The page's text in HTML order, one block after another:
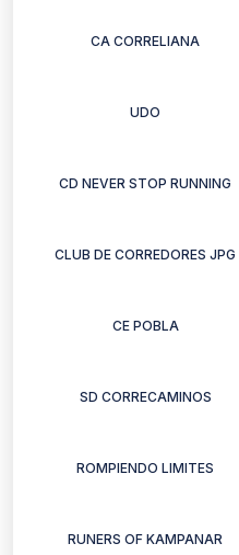
CA CORRELIANA
UDO
CD NEVER STOP RUNNING
CLUB DE CORREDORES JPG
CE POBLA
SD CORRECAMINOS
ROMPIENDO LIMITES
RUNERS OF KAMPANAR